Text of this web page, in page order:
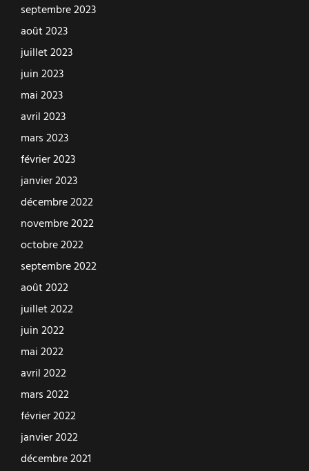
septembre 2023
août 2023
juillet 2023
juin 2023
mai 2023
avril 2023
mars 2023
février 2023
janvier 2023
décembre 2022
novembre 2022
octobre 2022
septembre 2022
août 2022
juillet 2022
juin 2022
mai 2022
avril 2022
mars 2022
février 2022
janvier 2022
décembre 2021